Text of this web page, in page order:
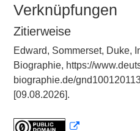
Verknüpfungen
Zitierweise
Edward, Sommerset, Duke,
Biographie, https://
biographie.de/
[09.08.2026].